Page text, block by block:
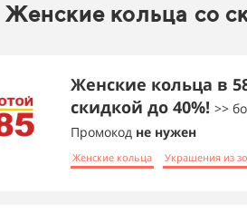
Женские кольца со
Женские кольца в
скидкой до 40%! >>
Промокод не нужен
Женские кольца Украшения из